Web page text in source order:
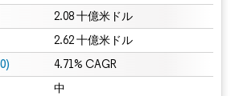
2.08 十億米ドル
2.62 十億米ドル
4.71% CAGR
中